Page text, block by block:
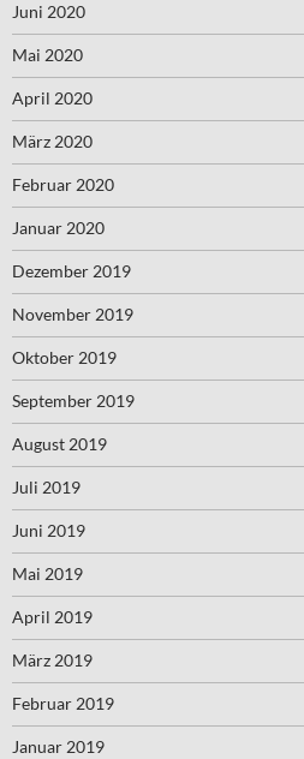
Juni 2020
Mai 2020
April 2020
März 2020
Februar 2020
Januar 2020
Dezember 2019
November 2019
Oktober 2019
September 2019
August 2019
Juli 2019
Juni 2019
Mai 2019
April 2019
März 2019
Februar 2019
Januar 2019